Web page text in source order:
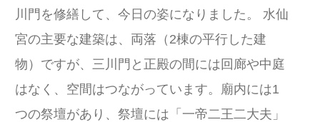
川門を修繕して、今日の姿になりました。 水仙
宮の主要な建築は、両落（2棟の平行した建
物）ですが、三川門と正殿の間には回廊や中庭
はなく、空間はつながっています。廟内には1
つの祭壇があり、祭壇には「一帝二王二大夫」